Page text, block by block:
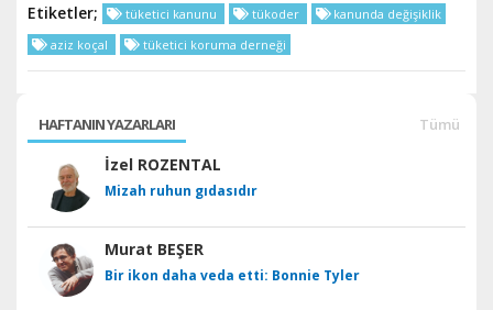
Etiketler; tüketici kanunu tükoder
kanunda değişiklik
aziz koçal
tüketici koruma derneği
HAFTANIN YAZARLARI Tümü
İzel ROZENTAL
Mizah ruhun gıdasıdır
Murat BEŞER
Bir ikon daha veda etti: Bonnie Tyler